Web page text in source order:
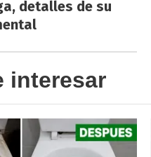
detalles de su
interesar